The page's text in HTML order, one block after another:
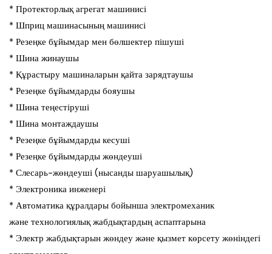
* Протекторлық агрегат машинисі
* Шприц машинасының машинисі
* Резеңке бұйымдар мен бөлшектер пішуші
* Шина жинаушы
* Құрастыру машиналарын қайта зарядтаушы
* Резеңке бұйымдарды бояушы
* Шина теңестіруші
* Шина монтаждаушы
* Резеңке бұйымдарды кесуші
* Резеңке бұйымдарды жөндеуші
* Слесарь-жөндеуші (нысанды шаруашылық)
* Электроника инженері
* Автоматика құралдары бойынша электромеханик
және технологиялық жабдықтардың аспаптарына
* Электр жабдықтарын жөндеу және қызмет көрсету жөніндегі